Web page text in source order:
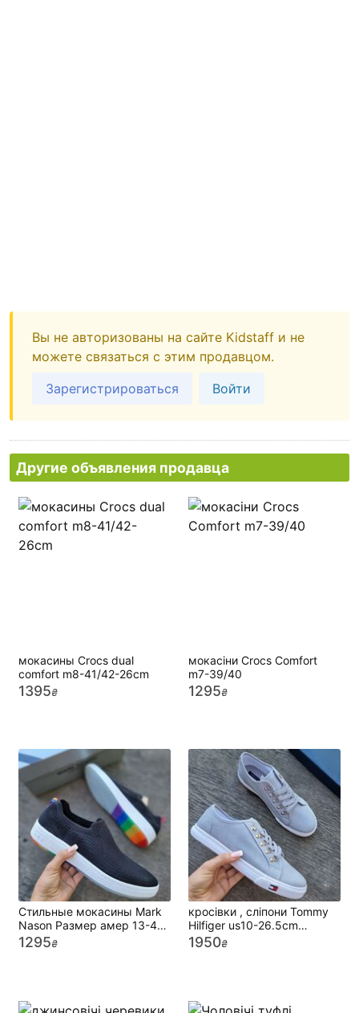
Вы не авторизованы на сайте Kidstaff и не
можете связаться с этим продавцом.
Зарегистрироваться
Войти
Другие объявления продавца
мокасины Crocs dual
comfort m8-41/42-26cm
1395₴
мокасіни Crocs Comfort
m7-39/40
1295₴
Стильные мокасины Mark
Nason Размер амер 13-47
Стелька 31см
1295₴
кросівки , сліпони Tommy
Hilfiger us10-26.5cm
Оригінал
1950₴